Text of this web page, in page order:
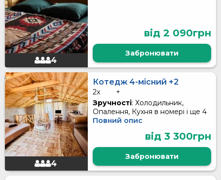
4
від 2 090грн
Забронювати
4
Котедж 4-місний +2
2x
+
Зручності: Холодильник,
Опалення, Кухня в номері і ще 4
Повний опис
від 3 300грн
Забронювати